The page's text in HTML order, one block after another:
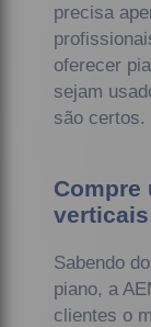
precisa
oferecer
sejam
são certos.
Compre
Sabendo
piano, a
clientes o